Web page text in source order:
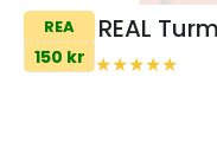
REA
150 kr
REAL